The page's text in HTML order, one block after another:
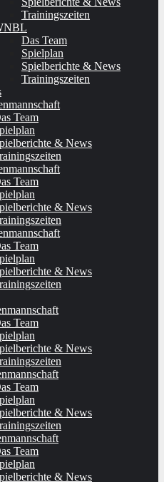
Trainingszeiten
Das Team
Spielplan
Spielberichte & News
Trainingszeiten
Team
& News
Team
& News
Team
& News
Team
& News
Team
& News
Team
& News